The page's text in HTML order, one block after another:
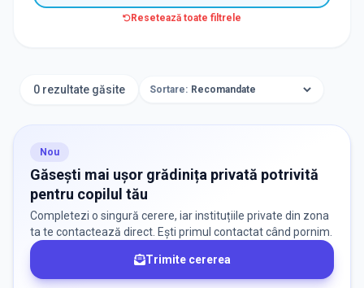
Resetează toate filtrele
0 rezultate găsite Sortare:
Nou
Găsești mai ușor grădinița privată potrivită
pentru copilul tău
Completezi o singură cerere, iar instituțiile private din zona
ta te contactează direct. Ești primul contactat când pornim.
Trimite cererea